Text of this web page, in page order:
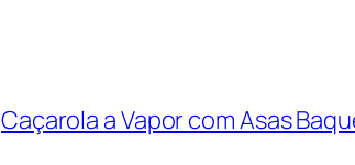
Caçarola a Vapor com Asas